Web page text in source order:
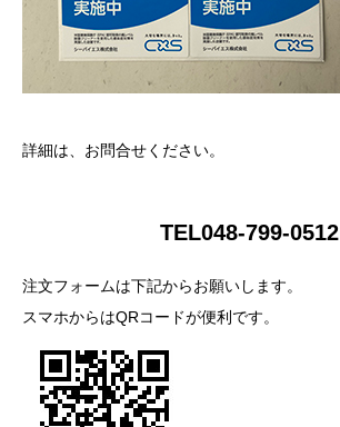
詳細は、お問合せください。
TEL048-799-0512
注文フォームは下記からお願いします。
スマホからはQRコードが便利です。